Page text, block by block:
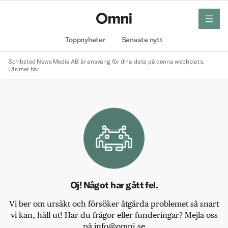
Toppnyheter Senaste nytt
meny
Schibsted News Media AB är ansvarig för dina data på denna webbplats.
Läs mer här
Oj! Något har gått fel.
Vi ber om ursäkt och försöker åtgärda problemet så snart
vi kan, håll ut! Har du frågor eller funderingar? Mejla oss